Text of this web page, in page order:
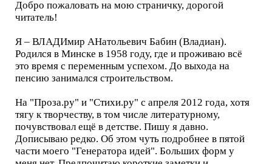
Добро пожаловать на мою страничку, дорогой
читатель!
Я – ВЛАДИмир АНатольевич Бабин (Владиан).
Родился в Минске в 1958 году, где и проживаю всё
это время с переменным успехом. До выхода на
пенсию занимался строительством.
На "Проза.ру" и "Стихи.ру" с апреля 2012 года, хотя
тягу к творчеству, в том числе литературному,
почувствовал ещё в детстве. Пишу я давно.
Дописываю редко. Об этом чуть подробнее в пятой
части моего "Генератора идей". Больших форм у